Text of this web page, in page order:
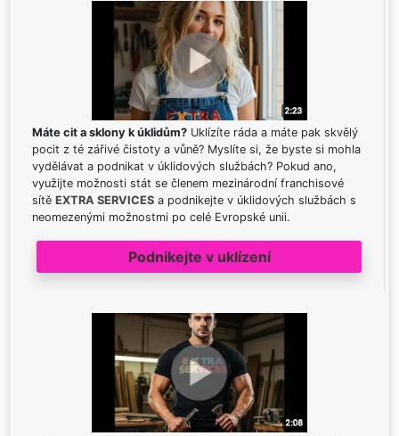
Máte cit a sklony k úklidům? Uklízíte ráda a máte pak skvělý
pocit z té zářivé čistoty a vůně? Myslíte si, že byste si mohla
vydělávat a podnikat v úklidových službách? Pokud ano,
využijte možnosti stát se členem mezinárodní franchisové
sítě EXTRA SERVICES a podnikejte v úklidových službách s
neomezenými možnostmi po celé Evropské unii.
Podnikejte v uklízení